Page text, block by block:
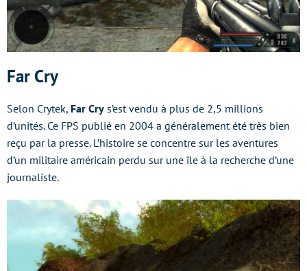
Far Cry
Selon Crytek, Far Cry s’est vendu à plus de 2,5 millions
d’unités. Ce FPS publié en 2004 a généralement été très bien
reçu par la presse. L’histoire se concentre sur les aventures
d’un militaire américain perdu sur une île à la recherche d’une
journaliste.